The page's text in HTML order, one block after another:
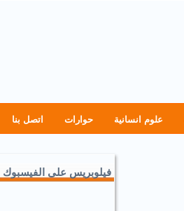
علوم انسانية حوارات اتصل بنا
فيلوبريس على الفيسبوك